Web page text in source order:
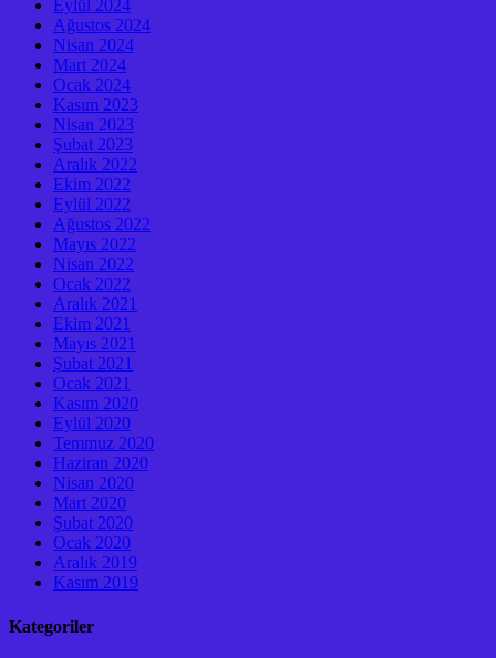
Eylül 2024
Ağustos 2024
Nisan 2024
Mart 2024
Ocak 2024
Kasım 2023
Nisan 2023
Şubat 2023
Aralık 2022
Ekim 2022
Eylül 2022
Ağustos 2022
Mayıs 2022
Nisan 2022
Ocak 2022
Aralık 2021
Ekim 2021
Mayıs 2021
Şubat 2021
Ocak 2021
Kasım 2020
Eylül 2020
Temmuz 2020
Haziran 2020
Nisan 2020
Mart 2020
Şubat 2020
Ocak 2020
Aralık 2019
Kasım 2019
Kategoriler